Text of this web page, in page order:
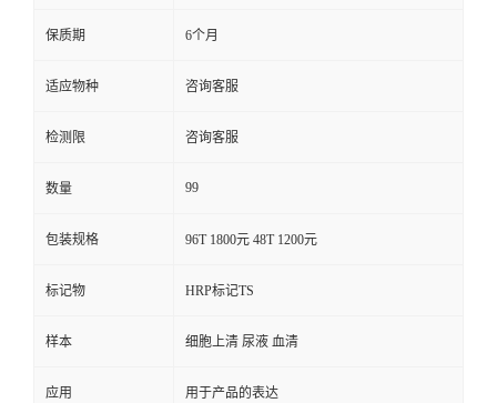
保质期 6个月
适应物种 咨询客服
检测限 咨询客服
数量 99
包装规格 96T 1800元 48T 1200元
标记物 HRP标记TS
样本 细胞上清 尿液 血清
应用 用于产品的表达